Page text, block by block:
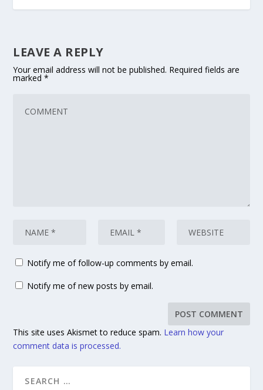
LEAVE A REPLY
Your email address will not be published. Required fields are
marked*
Notify me of follow-up comments by email.
Notify me of new posts by email.
This site uses Akismet to reduce spam. Learn how your
comment data is processed.